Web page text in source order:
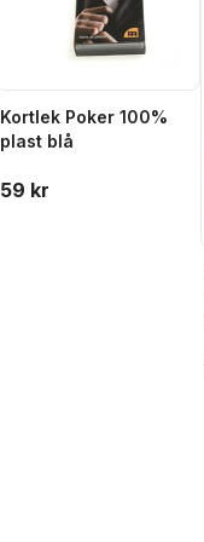
Kortlek Poker 100%
plast blå
59 kr